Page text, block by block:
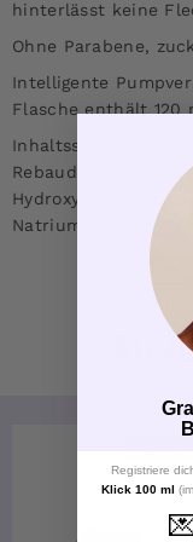
hinterlässt keine
Ohne Parabene,
Intelligente
Flasche enthält 120
Inhaltsstoffe:
Rebaudiana-
Natriumbenzoat,
Registriere
Klick 100 ml
💌